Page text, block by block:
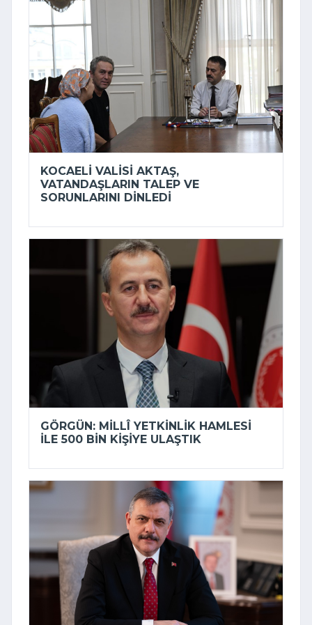
KOCAELI VALISI AKTAŞ,
VATANDAŞLARIN TALEP VE
SORUNLARINI DINLEDI
GÖRGÜN: MILLÎ YETKINLIK HAMLESI
ILE 500 BIN KIŞIYE ULAŞTIK